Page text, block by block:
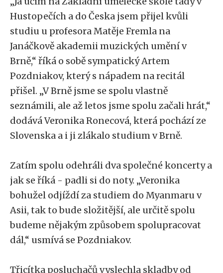
Hustopečích a do Česka jsem přijel kvůli
studiu u profesora Matěje Fremla na
Janáčkově akademii muzických umění v
Brně,“ říká o sobě sympatický Artem
Pozdniakov, který s nápadem na recitál
přišel. „V Brně jsme se spolu vlastně
seznámili, ale až letos jsme spolu začali hrát,“
dodává Veronika Ronecová, která pochází ze
Slovenska a i ji zlákalo studium v Brně.
Zatím spolu odehráli dva společné koncerty a
jak se říká - padli si do noty. „Veronika
bohužel odjíždí za studiem do Myanmaru v
Asii, tak to bude složitější, ale určitě spolu
budeme nějakým způsobem spolupracovat
dál,“ usmívá se Pozdniakov.
Třicítka posluchačů vyslechla skladby od